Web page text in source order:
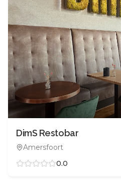
DimS Restobar
Amersfoort
0.0